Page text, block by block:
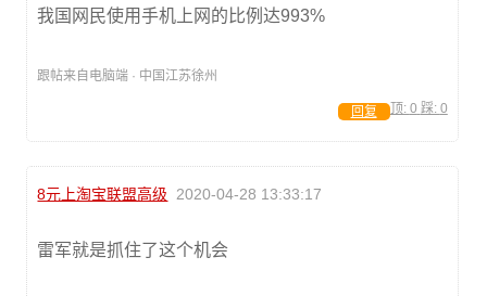
我国网民使用手机上网的比例达993%
跟帖来自电脑端 · 中国江苏徐州
顶: 0 踩: 0
回复
8元上淘宝联盟高级 2020-04-28 13:33:17
雷军就是抓住了这个机会